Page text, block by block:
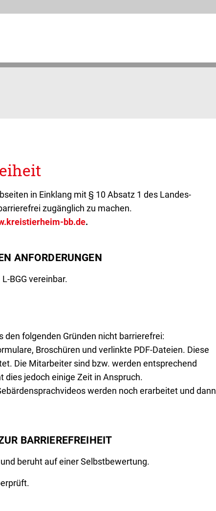
in Einklang mit § 10 Absatz 1 des Landes-
zugänglich zu machen.
bb.de.
ANFORDERUNGEN
BGG vereinbar.
folgenden Gründen nicht barrierefrei:
Broschüren und verlinkte PDF-Dateien. Diese
Die Mitarbeiter sind bzw. werden entsprechend
jedoch einige Zeit in Anspruch.
werden noch erarbeitet und dann
BARRIEREFREIHEIT
beruht auf einer Selbstbewertung.